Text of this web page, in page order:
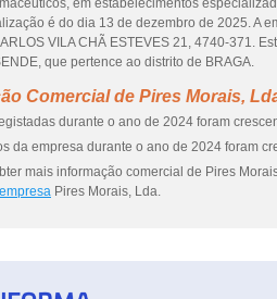
em estabelecimentos
é do dia 13 de dezembro de 2025. A
VILA CHÃ ESTEVES 21, 4740-371.
que pertence ao distrito de BRAGA.
Comercial de Pires Morais,
durante o ano de 2024 foram
da empresa durante o ano de 2024 foram
mais informação comercial de Pires
Pires Morais, Lda.